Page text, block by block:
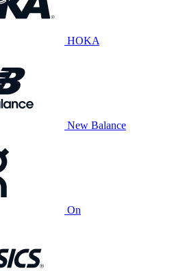
HOKA
New Balance
On